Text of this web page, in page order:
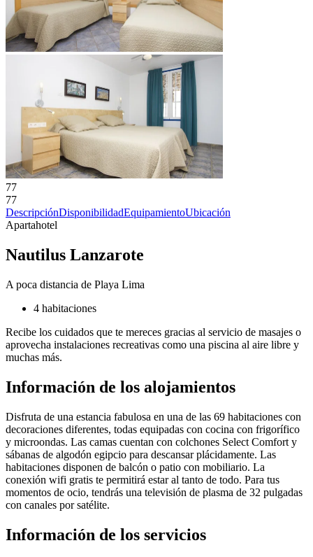
77
77
DescripciónDisponibilidadEquipamientoUbicación
Apartahotel
Nautilus Lanzarote
A poca distancia de Playa Lima
4 habitaciones
Recibe los cuidados que te mereces gracias al servicio de masajes o
aprovecha instalaciones recreativas como una piscina al aire libre y
muchas más.
Información de los alojamientos
Disfruta de una estancia fabulosa en una de las 69 habitaciones con
decoraciones diferentes, todas equipadas con cocina con frigorífico
y microondas. Las camas cuentan con colchones Select Comfort y
sábanas de algodón egipcio para descansar plácidamente. Las
habitaciones disponen de balcón o patio con mobiliario. La
conexión wifi gratis te permitirá estar al tanto de todo. Para tus
momentos de ocio, tendrás una televisión de plasma de 32 pulgadas
con canales por satélite.
Información de los servicios